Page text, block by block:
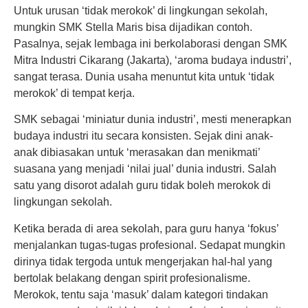
Untuk urusan ‘tidak merokok’ di lingkungan sekolah,
mungkin SMK Stella Maris bisa dijadikan contoh.
Pasalnya, sejak lembaga ini berkolaborasi dengan SMK
Mitra Industri Cikarang (Jakarta), ‘aroma budaya industri’,
sangat terasa. Dunia usaha menuntut kita untuk ‘tidak
merokok’ di tempat kerja.
SMK sebagai ‘miniatur dunia industri’, mesti menerapkan
budaya industri itu secara konsisten. Sejak dini anak-
anak dibiasakan untuk ‘merasakan dan menikmati’
suasana yang menjadi ‘nilai jual’ dunia industri. Salah
satu yang disorot adalah guru tidak boleh merokok di
lingkungan sekolah.
Ketika berada di area sekolah, para guru hanya ‘fokus’
menjalankan tugas-tugas profesional. Sedapat mungkin
dirinya tidak tergoda untuk mengerjakan hal-hal yang
bertolak belakang dengan spirit profesionalisme.
Merokok, tentu saja ‘masuk’ dalam kategori tindakan